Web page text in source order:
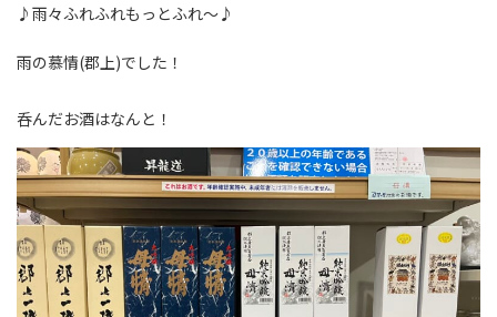
♪雨々ふれふれもっとふれ～♪
雨の慕情(郡上)でした！
呑んだお酒はなんと！